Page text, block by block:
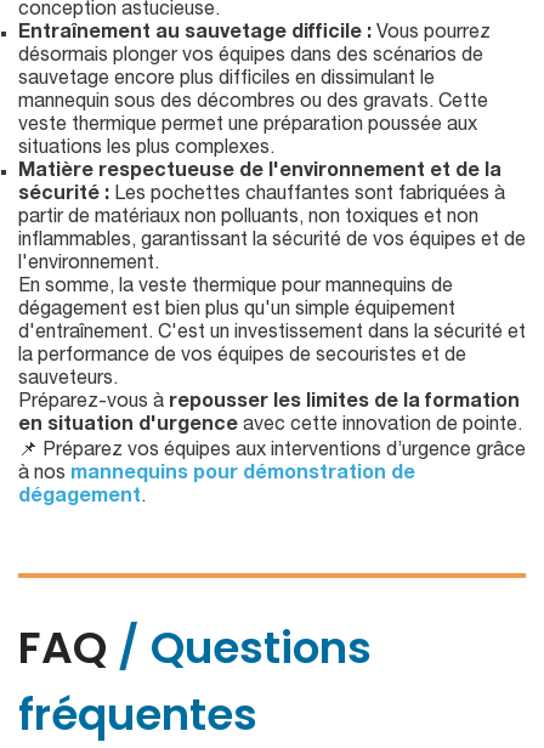
conception astucieuse.
Entraînement au sauvetage difficile : Vous pourrez
désormais plonger vos équipes dans des scénarios de
sauvetage encore plus difficiles en dissimulant le
mannequin sous des décombres ou des gravats. Cette
veste thermique permet une préparation poussée aux
situations les plus complexes.
Matière respectueuse de l'environnement et de la
sécurité : Les pochettes chauffantes sont fabriquées à
partir de matériaux non polluants, non toxiques et non
inflammables, garantissant la sécurité de vos équipes et de
l'environnement.
En somme, la veste thermique pour mannequins de
dégagement est bien plus qu'un simple équipement
d'entraînement. C'est un investissement dans la sécurité et
la performance de vos équipes de secouristes et de
sauveteurs.
Préparez-vous à repousser les limites de la formation
en situation d'urgence avec cette innovation de pointe.
📌 Préparez vos équipes aux interventions d’urgence grâce
à nos mannequins pour démonstration de
dégagement.
FAQ / Questions
fréquentes